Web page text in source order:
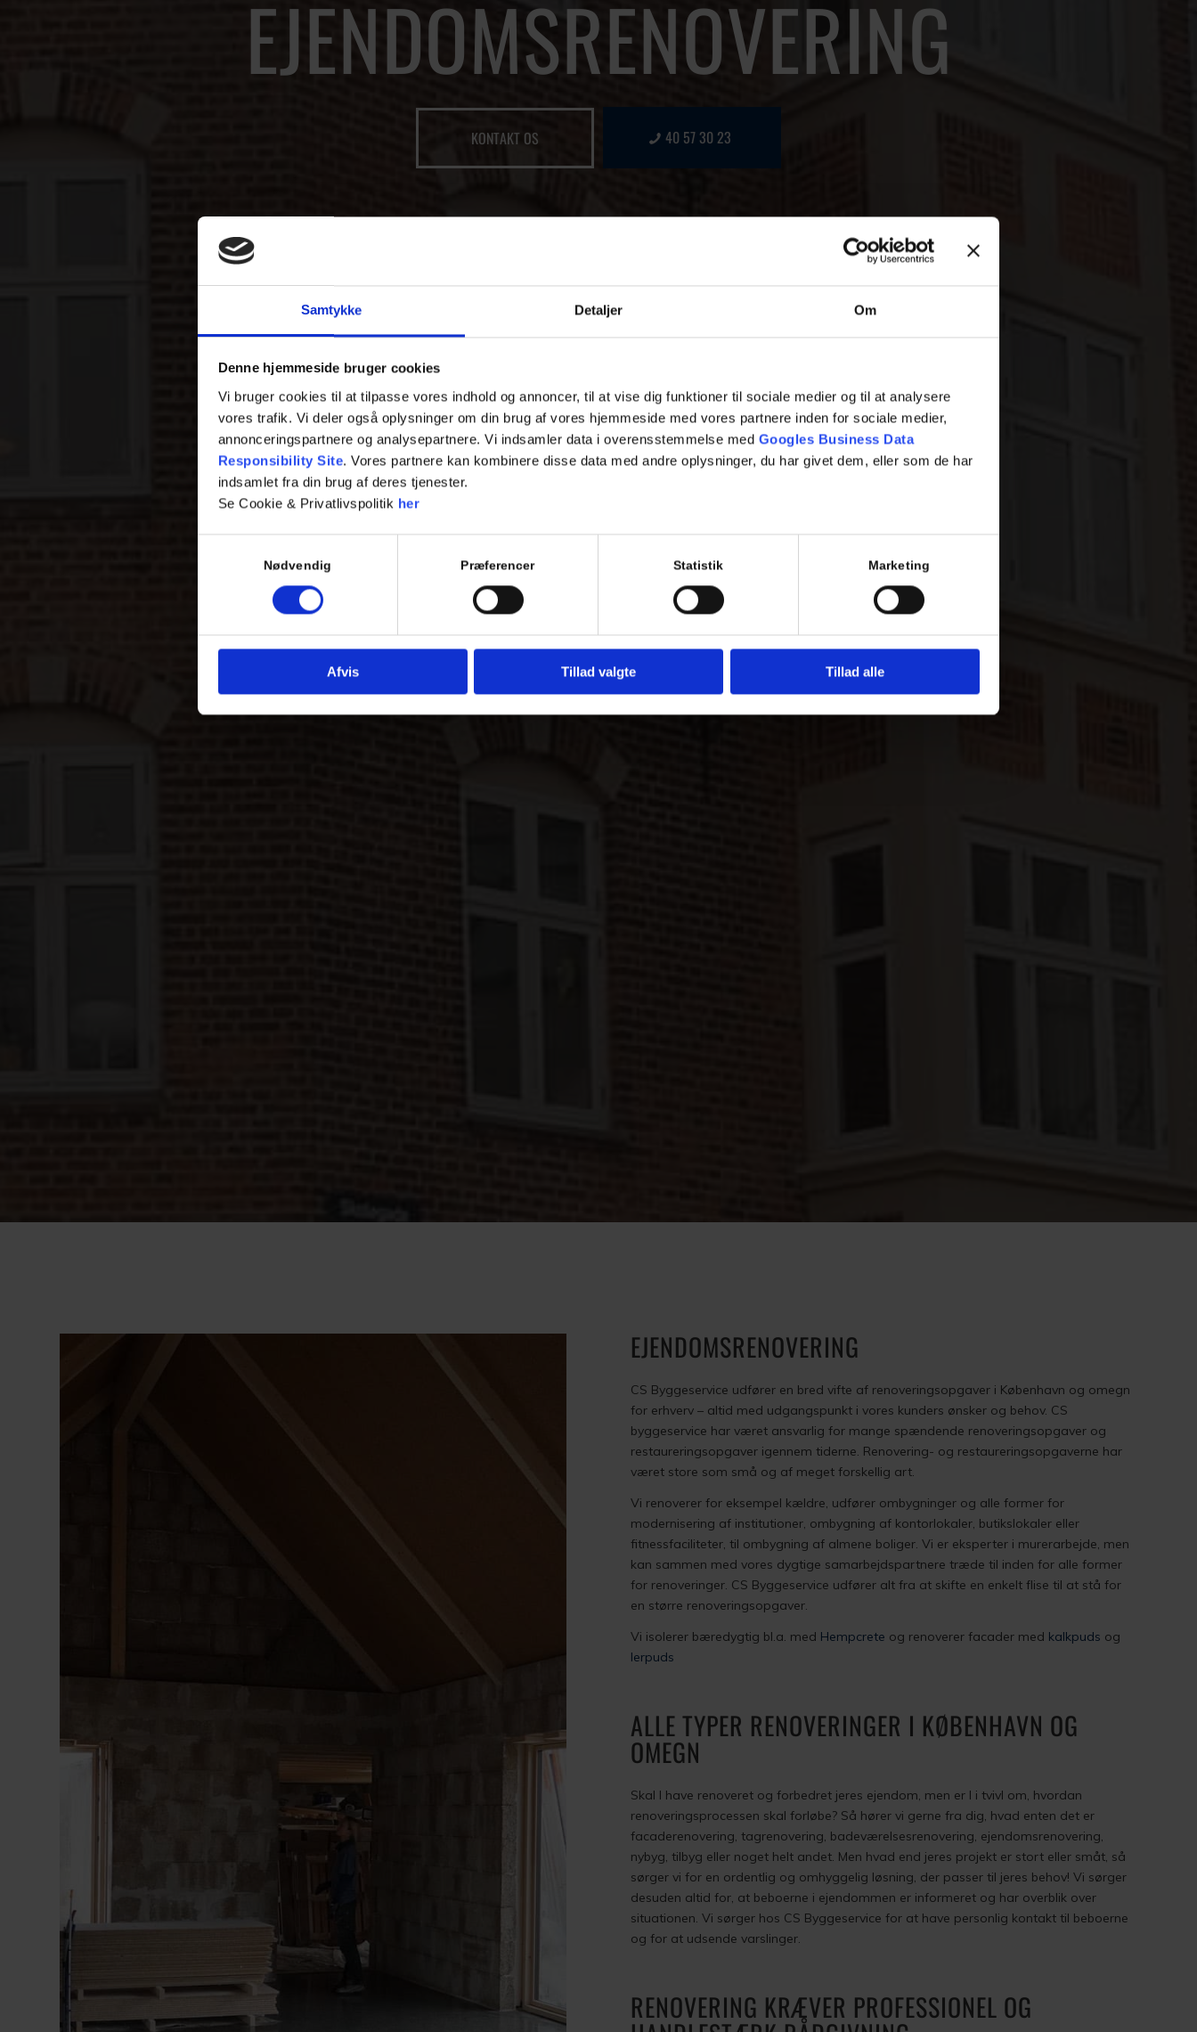
Samtykke Detaljer Om
Denne hjemmeside bruger cookies
Vi bruger cookies til at tilpasse vores indhold og annoncer, til at vise dig funktioner til sociale medier og til at analysere
vores trafik. Vi deler også oplysninger om din brug af vores hjemmeside med vores partnere inden for sociale medier,
annonceringspartnere og analysepartnere. Vi indsamler data i overensstemmelse med Googles Business Data
Responsibility Site. Vores partnere kan kombinere disse data med andre oplysninger, du har givet dem, eller som de har
indsamlet fra din brug af deres tjenester.
Se Cookie & Privatlivspolitik her
Nødvendig Præferencer Statistik Marketing
Afvis Tillad valgte Tillad alle
EJENDOMSRENOVERING
KONTAKT OS 40 57 30 23
EJENDOMSRENOVERING
CS Byggeservice udfører en bred vifte af renoveringsopgaver i København og omegn
for erhverv – altid med udgangspunkt i vores kunders ønsker og behov. CS
byggeservice har været ansvarlig for mange spændende renoveringsopgaver og
restaureringsopgaver igennem tiderne. Renovering- og restaureringsopgaverne har
været store som små og af meget forskellig art.
Vi renoverer for eksempel kældre, udfører ombygninger og alle former for
modernisering af institutioner, ombygning af kontorlokaler, butikslokaler eller
fitnessfaciliteter, til ombygning af almene boliger. Vi er eksperter i murerarbejde, men
kan sammen med vores dygtige samarbejdspartnere træde til inden for alle former
for renoveringer. CS Byggeservice udfører alt fra at skifte en enkelt flise til at stå for
en større renoveringsopgaver.
Vi isolerer bæredygtig bl.a. med Hempcrete og renoverer facader med kalkpuds og
lerpuds
ALLE TYPER RENOVERINGER I KØBENHAVN OG
OMEGN
​Skal I have renoveret og forbedret jeres ejendom, men er I i tvivl om, hvordan
renoveringsprocessen skal forløbe? Så hører vi gerne fra dig, hvad enten det er
facaderenovering, tagrenovering, badeværelsesrenovering, ejendomsrenovering,
nybyg, tilbyg eller noget helt andet.​​ Men hvad end jeres projekt er stort eller småt, så
sørger vi for en ordentlig og omhyggelig løsning, der passer til jeres behov! Vi sørger
desuden altid for, at beboerne i ejendommen er informeret og har overblik over
situationen. Vi sørger hos CS Byggeservice for at have personlig kontakt til beboerne
og for at udsende varslinger.
RENOVERING KRÆVER PROFESSIONEL OG